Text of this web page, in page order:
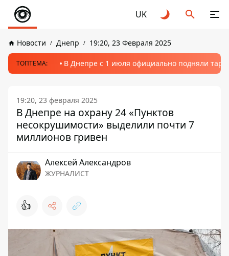
UK
Новости Днепр 19:20, 23 Февраля 2025
ТОПТЕМА: В Днепре с 1 июля официально подняли
19:20, 23 февраля 2025
В Днепре на охрану 24 «Пунктов
несокрушимости» выделили почти 7
миллионов гривен
Алексей Александров
ЖУРНАЛИСТ
👍